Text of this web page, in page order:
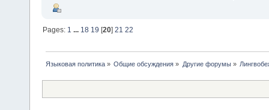
Pages: 1 ... 18 19 [20]21 22
Языковая политика» Общие обсуждения » Другие форумы»